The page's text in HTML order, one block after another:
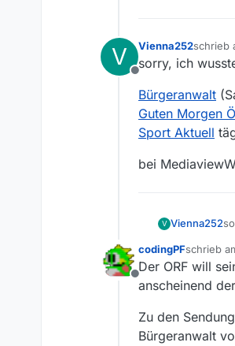
V
Offline
Vienna252schrieb
zuletzt
sorry, ich
Bürgeranwalt
Guten Morgen
Sport Aktuell
bei
V Vienna252
Offline
codingPFschrieb
zuletzt
Der ORF will
anscheinend
Zu den
Bürgeranwalt